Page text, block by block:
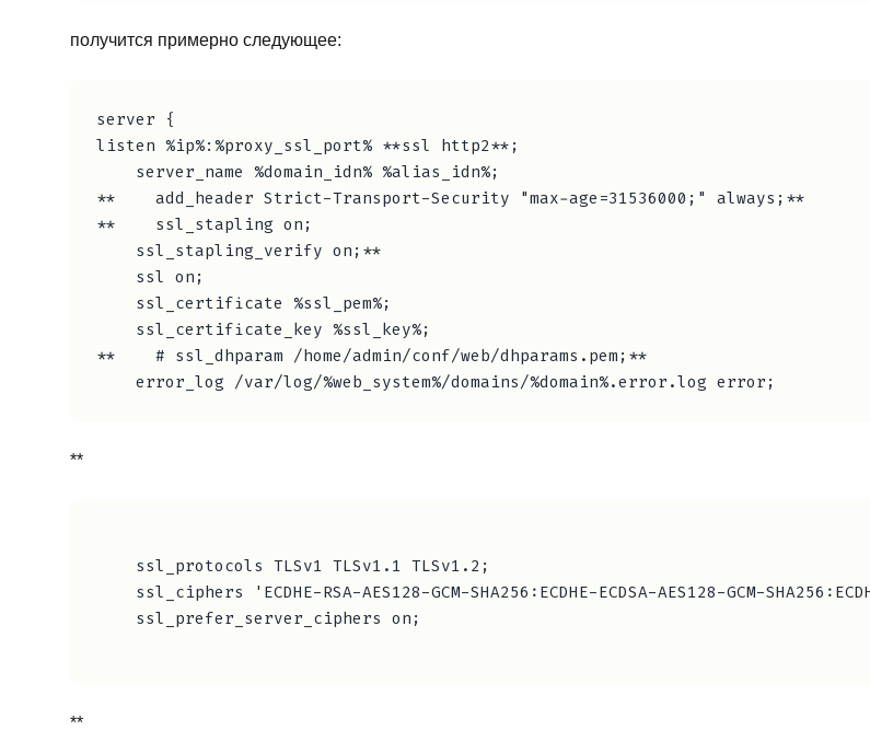
получится примерно следующее:
server {
listen %ip%:%proxy_ssl_port% **ssl http2**;
    server_name %domain_idn% %alias_idn%;
**    add_header Strict-Transport-Security "max-age=31536000;" always;**
**    ssl_stapling on;
    ssl_stapling_verify on;**
    ssl on;
    ssl_certificate %ssl_pem%;
    ssl_certificate_key %ssl_key%;
**    # ssl_dhparam /home/admin/conf/web/dhparams.pem;**
**
    ssl_protocols TLSv1 TLSv1.1 TLSv1.2;
ssl_ciphers 'ECDHE-RSA-AES128-GCM-SHA256:ECDHE-ECDSA-AES128-GCM-
    ssl_prefer_server_ciphers on;
**